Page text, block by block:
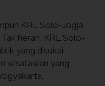
KRL Solo-Jogja
heran, KRL Solo-
yang disukai
wisatawan yang